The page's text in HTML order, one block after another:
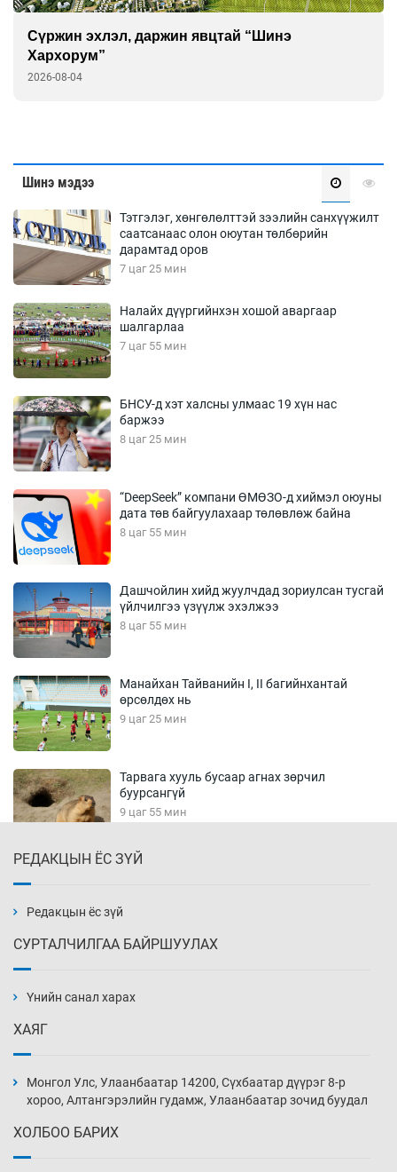
Сүржин эхлэл, даржин явцтай “Шинэ
Хархорум”
2026-08-04
Шинэ мэдээ
Тэтгэлэг, хөнгөлөлттэй зээлийн санхүүжилт
саатсанаас олон оюутан төлбөрийн
дарамтад оров
7 цаг 25 мин
Налайх дүүргийнхэн хошой аваргаар
шалгарлаа
7 цаг 55 мин
БНСУ-д хэт халсны улмаас 19 хүн нас
баржээ
8 цаг 25 мин
“DeepSeek” компани ӨМӨЗО-д хиймэл оюуны
дата төв байгуулахаар төлөвлөж байна
8 цаг 55 мин
Дашчойлин хийд жуулчдад зориулсан тусгай
үйлчилгээ үзүүлж эхэлжээ
8 цаг 55 мин
Манайхан Тайванийн I, II багийнхантай
өрсөлдөх нь
9 цаг 25 мин
Тарвага хууль бусаар агнах зөрчил
буурсангүй
9 цаг 55 мин
10 цаг 25 мин
10 цаг 55 мин
11 цаг 25 мин
РЕДАКЦЫН ЁС ЗҮЙ
Редакцын ёс зүй
СУРТАЛЧИЛГАА БАЙРШУУЛАХ
Үнийн санал харах
ХАЯГ
Монгол Улс, Улаанбаатар 14200, Сүхбаатар дүүрэг 8-р
хороо, Алтангэрэлийн гудамж, Улаанбаатар зочид буудал
ХОЛБОО БАРИХ